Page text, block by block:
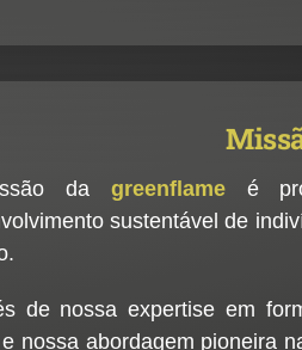
da greenflame é
sustentável de
de nossa expertise em
nossa abordagem pioneira